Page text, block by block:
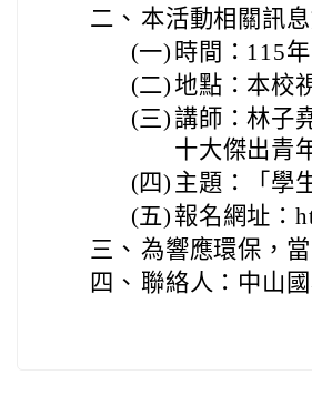
二、 本活動相關訊息
(一) 時間：115
(二)地點：本校
(三)講師：林子
十大傑出青
(四) 主題：「學
(五) 報名網址：
三、 為響應環保，
四、 聯絡人：中山